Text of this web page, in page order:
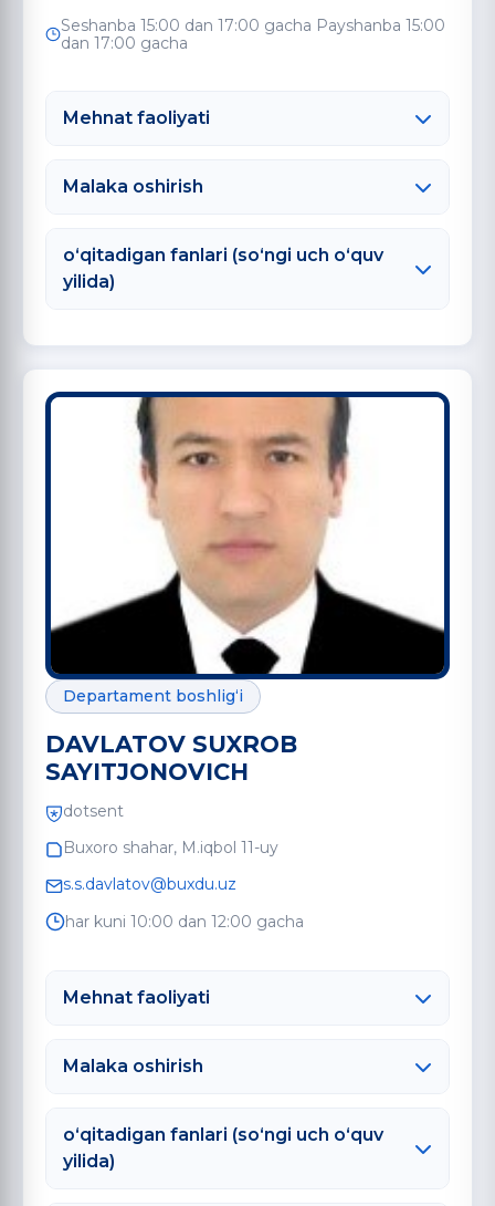
Seshanba 15:00 dan 17:00 gacha Payshanba 15:00
dan 17:00 gacha
Mehnat faoliyati
Malaka oshirish
o‘qitadigan fanlari (so‘ngi uch o‘quv
yilida)
Departament boshlig‘i
DAVLATOV SUXROB
SAYITJONOVICH
dotsent
Buxoro shahar, M.iqbol 11-uy
s.s.davlatov@buxdu.uz
har kuni 10:00 dan 12:00 gacha
Mehnat faoliyati
Malaka oshirish
o‘qitadigan fanlari (so‘ngi uch o‘quv
yilida)